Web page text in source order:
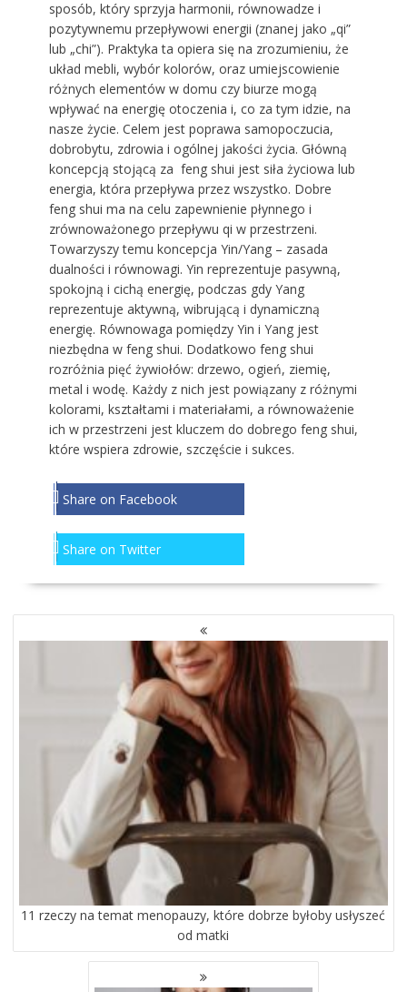
sposób, który sprzyja harmonii, równowadze i
pozytywnemu przepływowi energii (znanej jako „qi”
lub „chi”). Praktyka ta opiera się na zrozumieniu, że
układ mebli, wybór kolorów, oraz umiejscowienie
różnych elementów w domu czy biurze mogą
wpływać na energię otoczenia i, co za tym idzie, na
nasze życie. Celem jest poprawa samopoczucia,
dobrobytu, zdrowia i ogólnej jakości życia. Główną
koncepcją stojącą za feng shui jest siła życiowa lub
energia, która przepływa przez wszystko. Dobre
feng shui ma na celu zapewnienie płynnego i
zrównoważonego przepływu qi w przestrzeni.
Towarzyszy temu koncepcja Yin/Yang – zasada
dualności i równowagi. Yin reprezentuje pasywną,
spokojną i cichą energię, podczas gdy Yang
reprezentuje aktywną, wibrującą i dynamiczną
energię. Równowaga pomiędzy Yin i Yang jest
niezbędna w feng shui. Dodatkowo feng shui
rozróżnia pięć żywiołów: drzewo, ogień, ziemię,
metal i wodę. Każdy z nich jest powiązany z różnymi
kolorami, kształtami i materiałami, a równoważenie
ich w przestrzeni jest kluczem do dobrego feng shui,
które wspiera zdrowie, szczęście i sukces.
Share on Facebook
Share on Twitter
NAWIGACJA
PO
11 rzeczy na temat menopauzy, które dobrze byłoby usłyszeć
od matki